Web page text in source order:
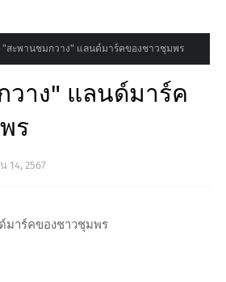
"สะพานชมกวาง" แลนด์มาร์คของชาวชุมพร
วาง" แลนด์มาร์ค
ร
14, 2567
มาร์คของชาวชุมพร